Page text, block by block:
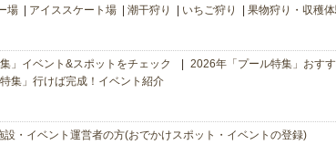
場 アイススケート場 潮干狩り いちご狩り 果物狩り・収穫
」イベント&スポットをチェック
2026年「プール特集」おす
集」行けば完成！イベント紹介
設・イベント運営者の方(おでかけスポット・イベントの登録)